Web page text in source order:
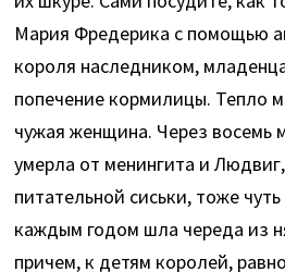
Мария Фредерика с помощью
короля наследником,
попечение кормилицы. Тепло
чужая женщина. Через восемь
умерла от менингита и
питательной сиськи, тоже
каждым годом шла череда из
причем, к детям королей,